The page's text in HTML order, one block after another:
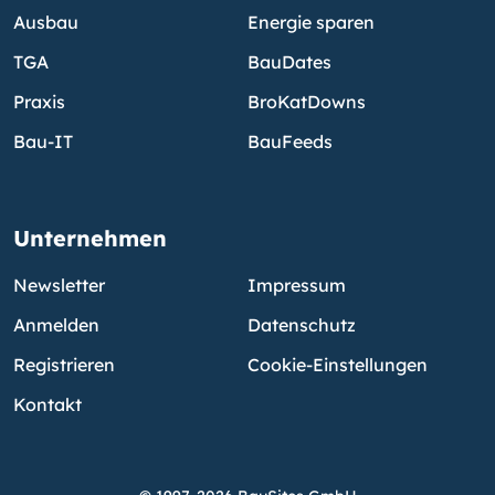
Ausbau
TGA
Praxis
Bau-IT
Energie sparen
BauDates
BroKatDowns
BauFeeds
Unternehmen
Newsletter
Anmelden
Registrieren
Kontakt
Impressum
Datenschutz
Cookie-Einstellungen